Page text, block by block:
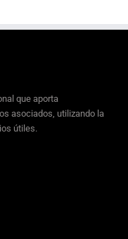
que aporta
asociados, utilizando la
útiles.